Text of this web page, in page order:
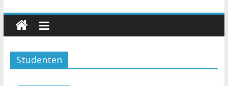
Studenten